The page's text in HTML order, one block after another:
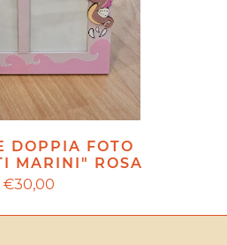
DOPPIA FOTO
MARINI" ROSA
€30,00